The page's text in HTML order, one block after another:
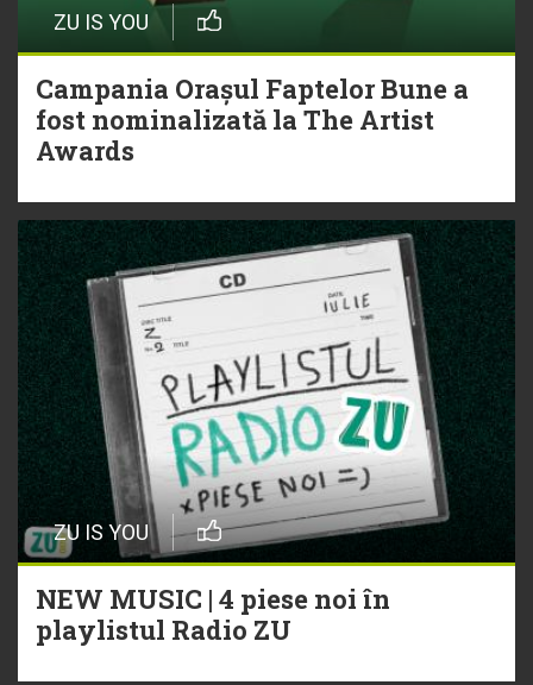
ZU IS YOU
Campania Orașul Faptelor Bune a
fost nominalizată la The Artist
Awards
ZU IS YOU
NEW MUSIC | 4 piese noi în
playlistul Radio ZU